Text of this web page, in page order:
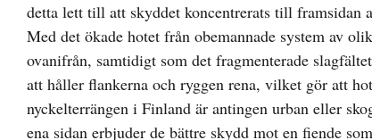
detta lett till att skyddet koncentrerats till framsidan
Med det ökade hotet från obemannade system av
ovanifrån, samtidigt som det fragmenterade
att håller flankerna och ryggen rena, vilket gör att
nyckelterrängen i Finland är antingen urban eller
ena sidan erbjuder de bättre skydd mot en fiende